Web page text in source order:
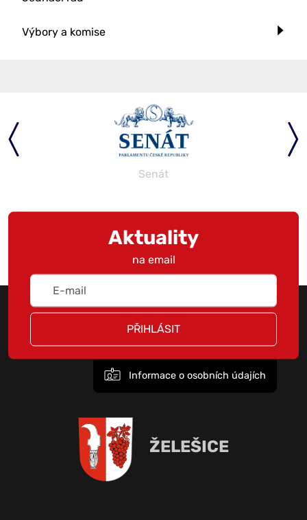
Výbory a komise
Senát
Aktuality
na email
PŘIHLÁSIT
Informace o osobních údajích
ŽELEŠICE